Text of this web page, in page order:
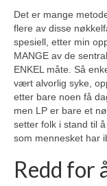
Det er mange
flere av disse
spesiell, etter min
MANGE av de
ENKEL måte. Så
vært alvorlig syke,
etter bare noen få
men LP er bare et
setter folk i stand til
som mennesket har
Redd for